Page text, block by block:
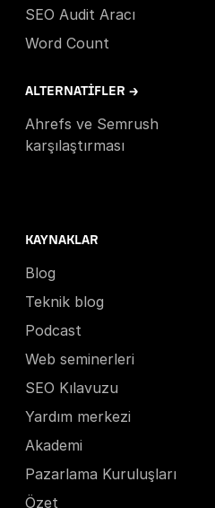
SEO Audit Aracı
Word Count
ALTERNATIFLER →
Ahrefs ve Semrush
karşılaştırması
KAYNAKLAR
Blog
Teknik blog
Podcast
Web seminerleri
SEO Kılavuzu
Yardım merkezi
Akademi
Pazarlama Kuruluşları
Özet